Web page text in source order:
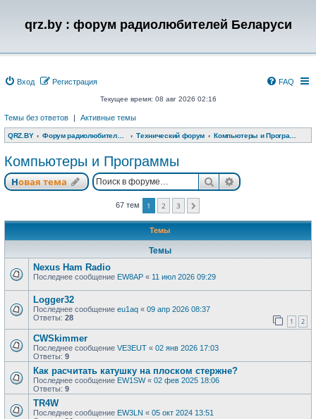
qrz.by : форум радиолюбителей Беларуси
Вход Регистрация FAQ
Текущее время: 08 авг 2026 02:16
Темы без ответов | Активные темы
QRZ.BY Форум радиолюбителей Беларуси Технический форум
Компьютеры и Программы
Новая тема ПоискРасширенный
67 тем 1 2 3
Темы
Темы
Nexus Ham Radio
Последнее сообщение EW8AP « 11 июл 2026 09:29
Logger32
Последнее сообщение eu1aq « 09 апр 2026 08:37
Ответы: 28 1 2
CWSkimmer
Последнее сообщение VE3EUT « 02 янв 2026 17:03
Ответы: 9
Как расчитать катушку на плоском стержне?
Последнее сообщение EW1SW« 02 фев 2025 18:06
Ответы: 9
TR4W
Последнее сообщение EW3LN « 05 окт 2024 13:51